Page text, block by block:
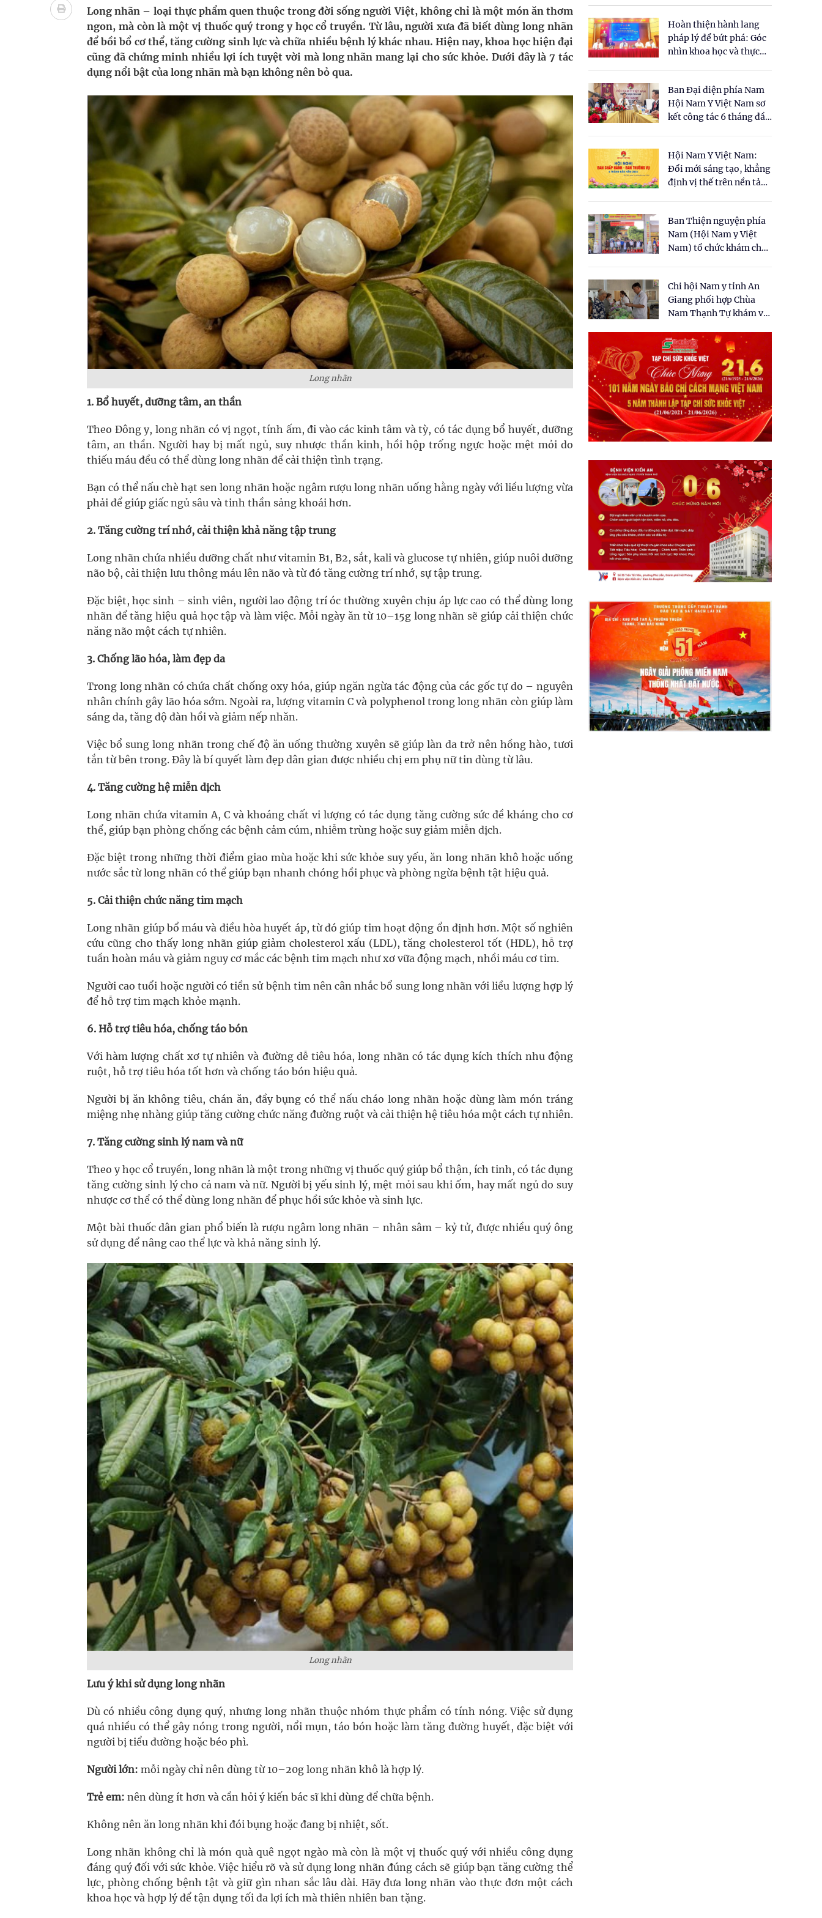
Ngày hoạt động đầu tiên, Bệnh viện Phụ sản Trung ương cơ sở 2 đón hơn 500 lượt khám
Dự báo thời tiết ngày 06/8/2026: Bắc Bộ có mưa dông rải rác.
Quảng Trị: Phát huy vai trò của chính quyền địa phương hai cấp trong quản lý hoạt động nha khoa,
Không chỉ cắt tóc, Đông Tây Barbershop dành nguồn lực cho môi trường và cộng đồng
Bệnh viện không được thu thêm tiền của người bệnh bảo hiểm y tế nếu không đăng ký khám theo yêu
Long nhãn – loại thực phẩm quen thuộc trong đời sống người Việt, không chỉ là một món ăn thơm
ngon, mà còn là một vị thuốc quý trong y học cổ truyền. Từ lâu, người xưa đã biết dùng long nhãn
để bồi bổ cơ thể, tăng cường sinh lực và chữa nhiều bệnh lý khác nhau. Hiện nay, khoa học hiện đại
cũng đã chứng minh nhiều lợi ích tuyệt vời mà long nhãn mang lại cho sức khỏe. Dưới đây là 7 tác
dụng nổi bật của long nhãn mà bạn không nên bỏ qua.
Long nhãn
1. Bổ huyết, dưỡng tâm, an thần
Theo Đông y, long nhãn có vị ngọt, tính ấm, đi vào các kinh tâm và tỳ, có tác dụng bổ huyết, dưỡng
tâm, an thần. Người hay bị mất ngủ, suy nhược thần kinh, hồi hộp trống ngực hoặc mệt mỏi do
thiếu máu đều có thể dùng long nhãn để cải thiện tình trạng.
Bạn có thể nấu chè hạt sen long nhãn hoặc ngâm rượu long nhãn uống hằng ngày với liều lượng vừa
phải để giúp giấc ngủ sâu và tinh thần sảng khoái hơn.
2. Tăng cường trí nhớ, cải thiện khả năng tập trung
Long nhãn chứa nhiều dưỡng chất như vitamin B1, B2, sắt, kali và glucose tự nhiên, giúp nuôi dưỡng
não bộ, cải thiện lưu thông máu lên não và từ đó tăng cường trí nhớ, sự tập trung.
Đặc biệt, học sinh – sinh viên, người lao động trí óc thường xuyên chịu áp lực cao có thể dùng long
nhãn để tăng hiệu quả học tập và làm việc. Mỗi ngày ăn từ 10–15g long nhãn sẽ giúp cải thiện chức
năng não một cách tự nhiên.
3. Chống lão hóa, làm đẹp da
Trong long nhãn có chứa chất chống oxy hóa, giúp ngăn ngừa tác động của các gốc tự do – nguyên
nhân chính gây lão hóa sớm. Ngoài ra, lượng vitamin C và polyphenol trong long nhãn còn giúp làm
sáng da, tăng độ đàn hồi và giảm nếp nhăn.
Việc bổ sung long nhãn trong chế độ ăn uống thường xuyên sẽ giúp làn da trở nên hồng hào, tươi
tắn từ bên trong. Đây là bí quyết làm đẹp dân gian được nhiều chị em phụ nữ tin dùng từ lâu.
4. Tăng cường hệ miễn dịch
Long nhãn chứa vitamin A, C và khoáng chất vi lượng có tác dụng tăng cường sức đề kháng cho cơ
thể, giúp bạn phòng chống các bệnh cảm cúm, nhiễm trùng hoặc suy giảm miễn dịch.
Đặc biệt trong những thời điểm giao mùa hoặc khi sức khỏe suy yếu, ăn long nhãn khô hoặc uống
nước sắc từ long nhãn có thể giúp bạn nhanh chóng hồi phục và phòng ngừa bệnh tật hiệu quả.
5. Cải thiện chức năng tim mạch
Long nhãn giúp bổ máu và điều hòa huyết áp, từ đó giúp tim hoạt động ổn định hơn. Một số nghiên
cứu cũng cho thấy long nhãn giúp giảm cholesterol xấu (LDL), tăng cholesterol tốt (HDL), hỗ trợ
tuần hoàn máu và giảm nguy cơ mắc các bệnh tim mạch như xơ vữa động mạch, nhồi máu cơ tim.
Người cao tuổi hoặc người có tiền sử bệnh tim nên cân nhắc bổ sung long nhãn với liều lượng hợp lý
để hỗ trợ tim mạch khỏe mạnh.
6. Hỗ trợ tiêu hóa, chống táo bón
Với hàm lượng chất xơ tự nhiên và đường dễ tiêu hóa, long nhãn có tác dụng kích thích nhu động
ruột, hỗ trợ tiêu hóa tốt hơn và chống táo bón hiệu quả.
Người bị ăn không tiêu, chán ăn, đầy bụng có thể nấu cháo long nhãn hoặc dùng làm món tráng
miệng nhẹ nhàng giúp tăng cường chức năng đường ruột và cải thiện hệ tiêu hóa một cách tự nhiên.
7. Tăng cường sinh lý nam và nữ
Theo y học cổ truyền, long nhãn là một trong những vị thuốc quý giúp bổ thận, ích tinh, có tác dụng
tăng cường sinh lý cho cả nam và nữ. Người bị yếu sinh lý, mệt mỏi sau khi ốm, hay mất ngủ do suy
nhược cơ thể có thể dùng long nhãn để phục hồi sức khỏe và sinh lực.
Một bài thuốc dân gian phổ biến là rượu ngâm long nhãn – nhân sâm – kỷ tử, được nhiều quý ông
sử dụng để nâng cao thể lực và khả năng sinh lý.
Long nhãn
Lưu ý khi sử dụng long nhãn
Dù có nhiều công dụng quý, nhưng long nhãn thuộc nhóm thực phẩm có tính nóng. Việc sử dụng
quá nhiều có thể gây nóng trong người, nổi mụn, táo bón hoặc làm tăng đường huyết, đặc biệt với
người bị tiểu đường hoặc béo phì.
Người lớn: mỗi ngày chỉ nên dùng từ 10–20g long nhãn khô là hợp lý.
Trẻ em: nên dùng ít hơn và cần hỏi ý kiến bác sĩ khi dùng để chữa bệnh.
Không nên ăn long nhãn khi đói bụng hoặc đang bị nhiệt, sốt.
Long nhãn không chỉ là món quà quê ngọt ngào mà còn là một vị thuốc quý với nhiều công dụng
đáng quý đối với sức khỏe. Việc hiểu rõ và sử dụng long nhãn đúng cách sẽ giúp bạn tăng cường thể
lực, phòng chống bệnh tật và giữ gìn nhan sắc lâu dài. Hãy đưa long nhãn vào thực đơn một cách
khoa học và hợp lý để tận dụng tối đa lợi ích mà thiên nhiên ban tặng.
Hoàn thiện hành lang
pháp lý để bứt phá: Góc
nhìn khoa học và thực
cho Luật Y dược cổ
truyền Việt Nam"
Ban Đại diện phía Nam
Hội Nam Y Việt Nam sơ
kết công tác 6 tháng đầu
Hội Nam Y Việt Nam:
Đổi mới sáng tạo, khẳng
định vị thế trên nền tảng
Ban Thiện nguyện phía
Nam (Hội Nam y Việt
Nam) tổ chức khám chữa
dân tại xã Tân Tập
Chi hội Nam y tỉnh An
Giang phối hợp Chùa
Nam Thạnh Tự khám và
nhân dân